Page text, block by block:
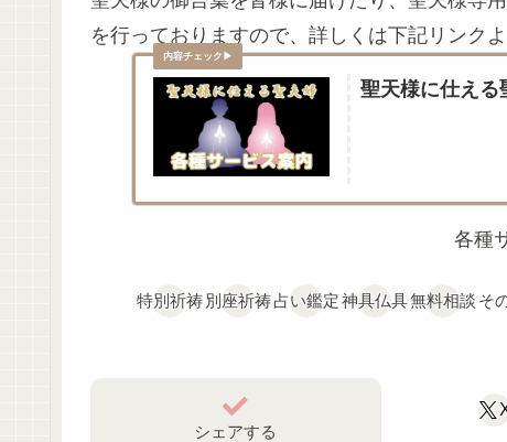
を行っておりますので、詳しくは下記リンク
聖天様に仕える
各種
特別祈祷別座祈祷占い鑑定神具仏具無料相談 そ
シェアする